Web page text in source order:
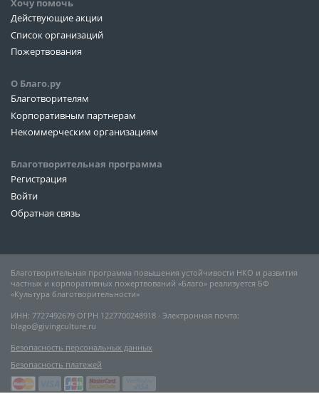
Хочу помочь
Действующие акции
Список организаций
Пожертвования
О Благо.ру
Благотворителям
Корпоративным партнерам
Некоммерческим организациям
Благотворительная программа
Регистрация
Войти
Обратная связь
Благотворительная программа повышения устойчивости НКО и развития
частных и корпоративных пожертвований «Благо» реализуется БФ
«Культура благотворительности»
ИНН: 7727492679 ОГРН 1227700248918 ∙ Электронная почта:
blago@givingculture.ru
Безопасность персональных данных
Безопасность платежей